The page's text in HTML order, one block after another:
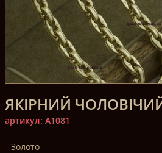
ЯКІРНИЙ
артикул: A1081
Золото